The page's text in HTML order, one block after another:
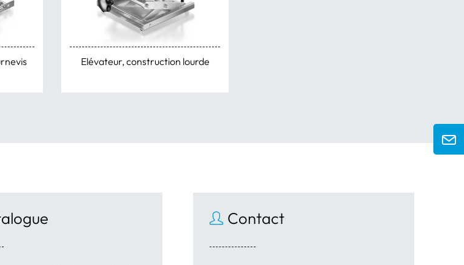
Elévateur, construction lourde
Contact